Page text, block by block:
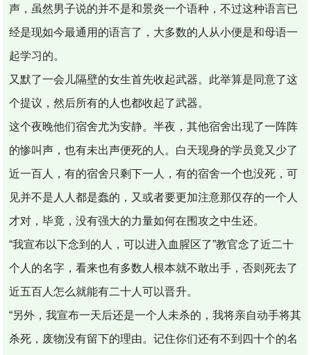
声，虽然男子说的并不是和景炎一个语种，不过这种语言已
经是现如今最通用的语言了，大多数的人从小便是和母语一
起学习的。
又默了一会儿隔壁的女生首先收起武器。此举算是同意了这
个提议，然后所有的人也都收起了武器。
这个夜晚他们宿舍尤为安静。半夜，其他宿舍出现了一阵阵
的惨叫声，也有未出声便死的人。白天现身的学员竟又少了
近一百人，有的宿舍只剩下一人，有的宿舍一个也没死，可
见并不是人人都是蠢的，又或者要更加注意那仅存的一个人
才对，毕竟，没有强大的力量如何在围攻之中生还。
“我宣布以下念到的人，可以进入血腥区了”教官念了近二十
个人的名字，看来也有多数人根本就不敢出手，否则死去了
近五百人怎么就能有二十人可以晋升。
“另外，我宣布一天后还是一个人未杀的，我将亲自动手将其
杀死，废物没有留下的理由。记住你们还有不到四十个的名